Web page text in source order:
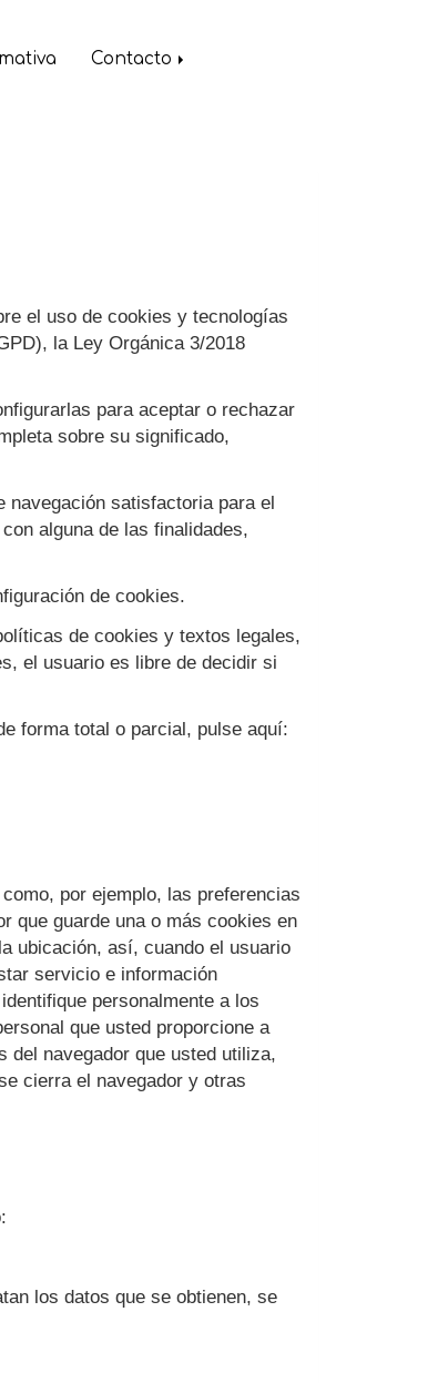
Contacto
el uso de cookies y tecnologías
la Ley Orgánica 3/2018
para aceptar o rechazar
sobre su significado,
navegación satisfactoria para el
alguna de las finalidades,
de cookies.
de cookies y textos legales,
el usuario es libre de decidir si
forma total o parcial, pulse aquí:
por ejemplo, las preferencias
que guarde una o más cookies en
ubicación, así, cuando el usuario
servicio e información
personalmente a los
que usted proporcione a
del navegador que usted utiliza,
cierra el navegador y otras
los datos que se obtienen, se